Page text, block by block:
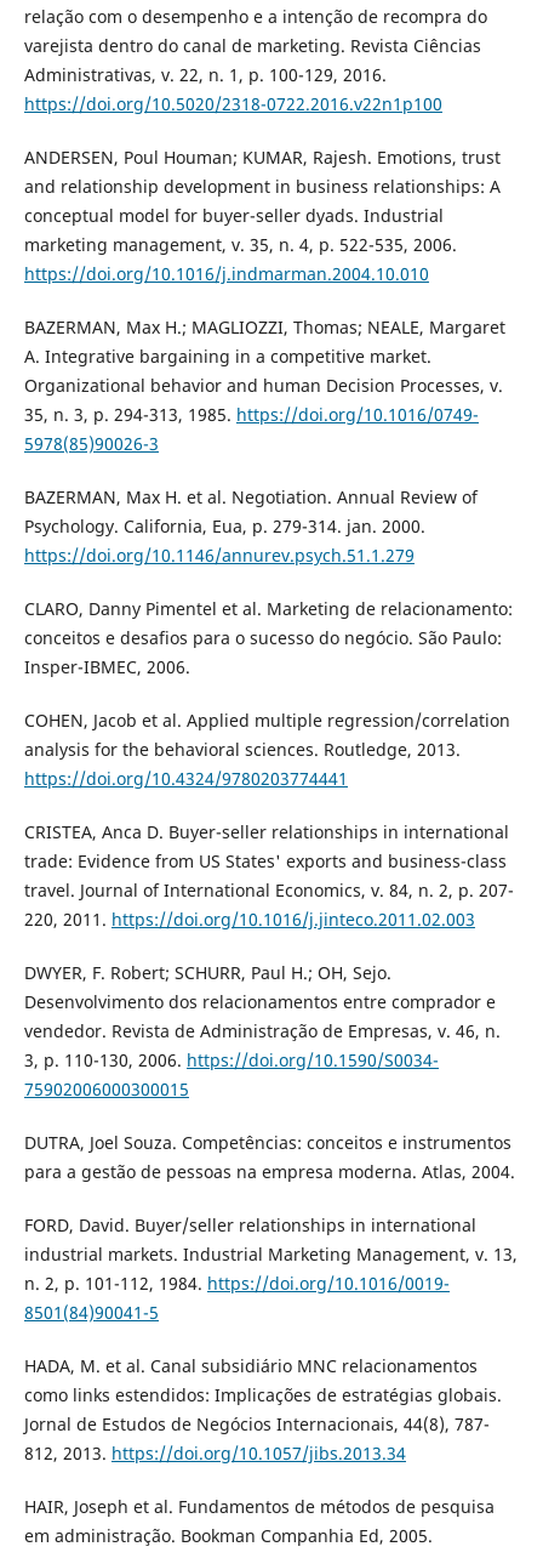
relação com o desempenho e a intenção de recompra do
varejista dentro do canal de marketing. Revista Ciências
Administrativas, v. 22, n. 1, p. 100-129, 2016.
https://doi.org/10.5020/2318-0722.2016.v22n1p100
ANDERSEN, Poul Houman; KUMAR, Rajesh. Emotions, trust
and relationship development in business relationships: A
conceptual model for buyer-seller dyads. Industrial
marketing management, v. 35, n. 4, p. 522-535, 2006.
https://doi.org/10.1016/j.indmarman.2004.10.010
BAZERMAN, Max H.; MAGLIOZZI, Thomas; NEALE, Margaret
A. Integrative bargaining in a competitive market.
Organizational behavior and human Decision Processes, v.
35, n. 3, p. 294-313, 1985. https://doi.org/10.1016/0749-
5978(85)90026-3
BAZERMAN, Max H. et al. Negotiation. Annual Review of
Psychology. California, Eua, p. 279-314. jan. 2000.
https://doi.org/10.1146/annurev.psych.51.1.279
CLARO, Danny Pimentel et al. Marketing de relacionamento:
conceitos e desafios para o sucesso do negócio. São Paulo:
Insper-IBMEC, 2006.
COHEN, Jacob et al. Applied multiple regression/correlation
analysis for the behavioral sciences. Routledge, 2013.
https://doi.org/10.4324/9780203774441
CRISTEA, Anca D. Buyer-seller relationships in international
trade: Evidence from US States' exports and business-class
travel. Journal of International Economics, v. 84, n. 2, p. 207-
220, 2011. https://doi.org/10.1016/j.jinteco.2011.02.003
DWYER, F. Robert; SCHURR, Paul H.; OH, Sejo.
Desenvolvimento dos relacionamentos entre comprador e
vendedor. Revista de Administração de Empresas, v. 46, n.
3, p. 110-130, 2006. https://doi.org/10.1590/S0034-
75902006000300015
DUTRA, Joel Souza. Competências: conceitos e instrumentos
para a gestão de pessoas na empresa moderna. Atlas, 2004.
FORD, David. Buyer/seller relationships in international
industrial markets. Industrial Marketing Management, v. 13,
n. 2, p. 101-112, 1984. https://doi.org/10.1016/0019-
8501(84)90041-5
HADA, M. et al. Canal subsidiário MNC relacionamentos
como links estendidos: Implicações de estratégias globais.
Jornal de Estudos de Negócios Internacionais, 44(8), 787-
812, 2013. https://doi.org/10.1057/jibs.2013.34
HAIR, Joseph et al. Fundamentos de métodos de pesquisa
em administração. Bookman Companhia Ed, 2005.